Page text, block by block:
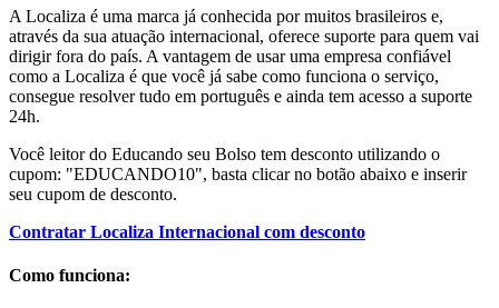
A Localiza é uma marca já conhecida por muitos brasileiros e,
através da sua atuação internacional, oferece suporte para quem vai
dirigir fora do país. A vantagem de usar uma empresa confiável
como a Localiza é que você já sabe como funciona o serviço,
consegue resolver tudo em português e ainda tem acesso a suporte
24h.
Você leitor do Educando seu Bolso tem desconto utilizando o
cupom: "EDUCANDO10", basta clicar no botão abaixo e inserir
seu cupom de desconto.
Contratar Localiza Internacional com desconto
Como funciona: